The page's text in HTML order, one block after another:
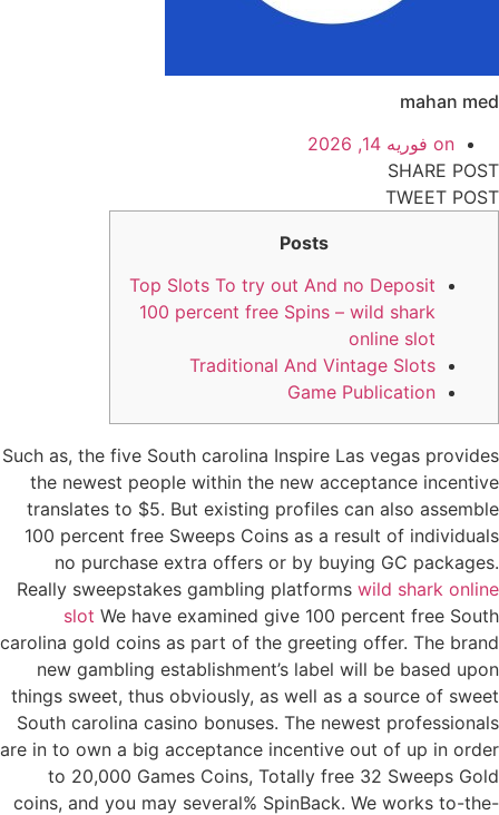
mahan med
on فوریه 14, 2026
SHARE POST
TWEET POST
Posts
Top Slots To try out And no Deposit
100 percent free Spins – wild shark
online slot
Traditional And Vintage Slots
Game Publication
Such as, the five South carolina Inspire Las vegas provides
the newest people within the new acceptance incentive
translates to $5. But existing profiles can also assemble
100 percent free Sweeps Coins as a result of individuals
no purchase extra offers or by buying GC packages.
Really sweepstakes gambling platforms wild shark online
slot We have examined give 100 percent free South
carolina gold coins as part of the greeting offer. The brand
new gambling establishment’s label will be based upon
things sweet, thus obviously, as well as a source of sweet
South carolina casino bonuses. The newest professionals
are in to own a big acceptance incentive out of up in order
to 20,000 Games Coins, Totally free 32 Sweeps Gold
coins, and you may several% SpinBack. We works to-the-